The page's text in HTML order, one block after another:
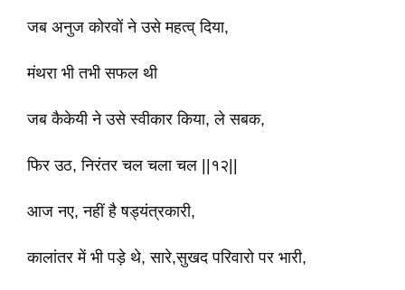
जब अनुज कोरवों ने उसे महत्व् दिया,
मंथरा भी तभी सफल थी
जब कैकेयी ने उसे स्वीकार किया, ले सबक,
फिर उठ, निरंतर चल चला चल ||१२||
आज नए, नहीं है षड्यंत्रकारी,
कालांतर में भी पड़े थे, सारे,सुखद परिवारो पर भारी,